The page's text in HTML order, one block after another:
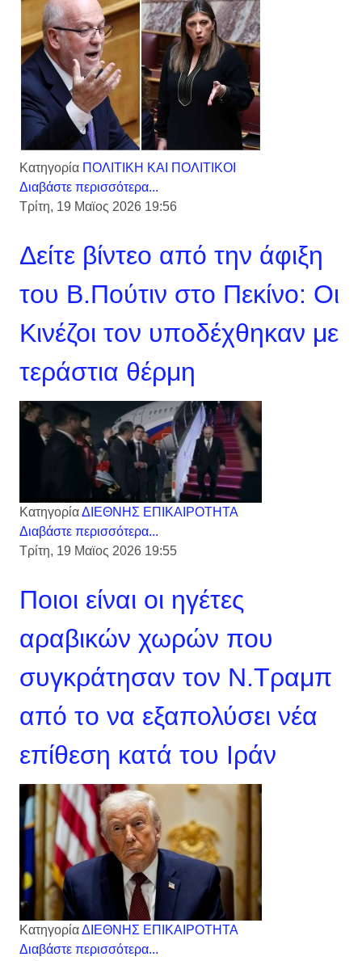
Κατηγορία ΠΟΛΙΤΙΚΗ ΚΑΙ ΠΟΛΙΤΙΚΟΙ
Διαβάστε περισσότερα...
Τρίτη, 19 Μαϊος 2026 19:56
Δείτε βίντεο από την άφιξη
του Β.Πούτιν στο Πεκίνο: Οι
Κινέζοι τον υποδέχθηκαν με
τεράστια θέρμη
ΚατηγορίαΔΙΕΘΝΗΣ ΕΠΙΚΑΙΡΟΤΗΤΑ
Διαβάστε περισσότερα...
Τρίτη, 19 Μαϊος 2026 19:55
Ποιοι είναι οι ηγέτες
αραβικών χωρών που
συγκράτησαν τον Ν.Τραμπ
από το να εξαπολύσει νέα
επίθεση κατά του Ιράν
ΚατηγορίαΔΙΕΘΝΗΣ ΕΠΙΚΑΙΡΟΤΗΤΑ
Διαβάστε περισσότερα...